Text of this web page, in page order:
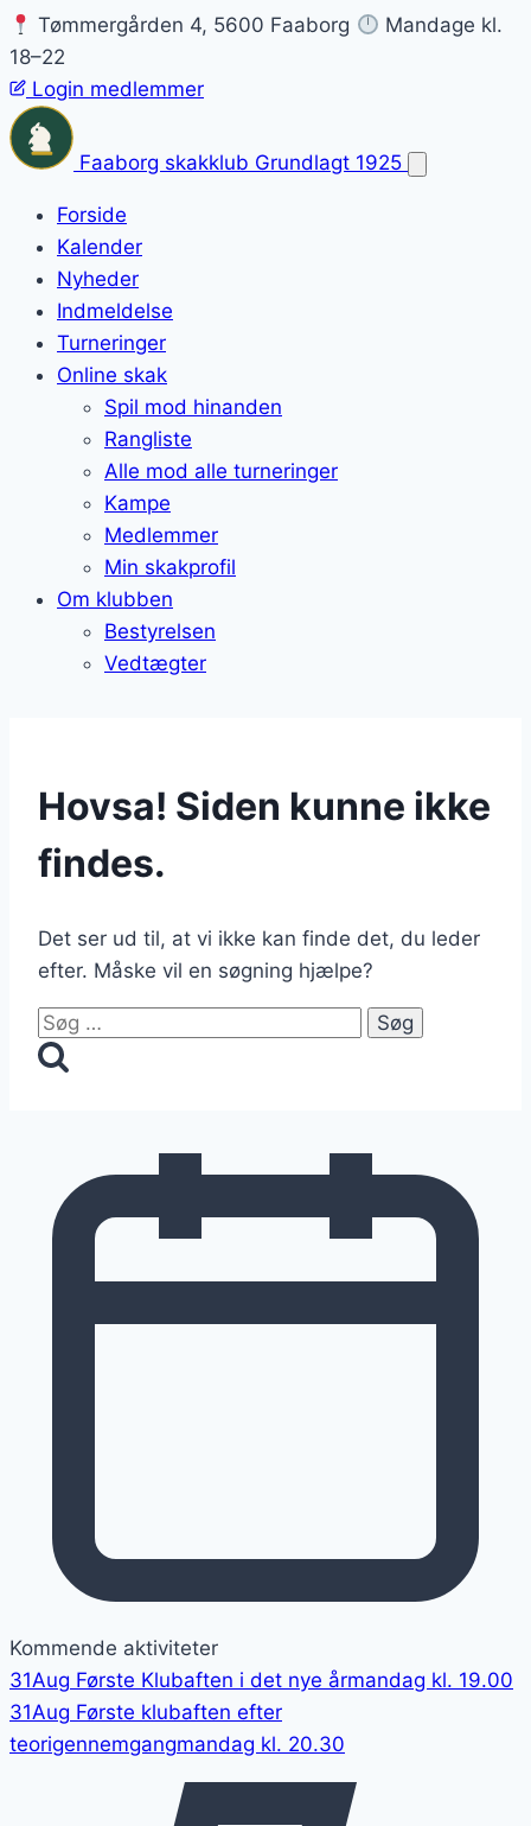
Tømmergården 4, 5600 Faaborg
Mandage kl.
18–22
Login medlemmer
Faaborg skakklub Grundlagt 1925
Forside
Kalender
Nyheder
Indmeldelse
Turneringer
Online skak
Spil mod hinanden
Rangliste
Alle mod alle turneringer
Kampe
Medlemmer
Min skakprofil
Om klubben
Bestyrelsen
Vedtægter
Hovsa! Siden kunne ikke
findes.
Det ser ud til, at vi ikke kan finde det, du leder
efter. Måske vil en søgning hjælpe?
Søg
efter:
Kommende aktiviteter
31Aug Første Klubaften i det nye årmandag kl. 19.00
31Aug Første klubaften efter
teorigennemgangmandag kl. 20.30